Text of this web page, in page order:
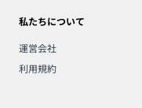
私たちについて
運営会社
利用規約